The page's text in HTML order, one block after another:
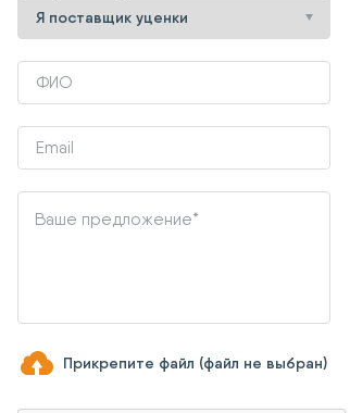
Прикрепите файл (файл не выбран)